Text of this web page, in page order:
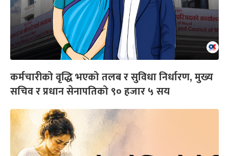
कर्मचारीको वृद्धि भएको तलब र सुविधा निर्धारण, मुख्य
सचिव र प्रधान सेनापतिको ९० हजार ५ सय